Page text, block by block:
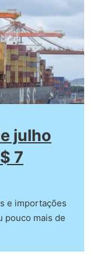
julho
7
e importações
pouco mais de